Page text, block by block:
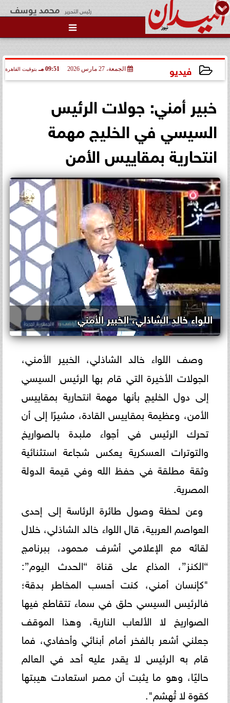

فيديو الجمعة، 27 مارس 2026 09:51 مـ بتوقيت القاهرة
خبير أمني: جولات الرئيس
السيسي في الخليج مهمة
انتحارية بمقاييس الأمن
اللواء خالد الشاذلي، الخبير الأمني
وصف اللواء خالد الشاذلي، الخبير الأمني،
الجولات الأخيرة التي قام بها الرئيس السيسي
إلى دول الخليج بأنها مهمة انتحارية بمقاييس
الأمن، وعظيمة بمقاييس القادة، مشيرًا إلى أن
تحرك الرئيس في أجواء ملبدة بالصواريخ
والتوترات العسكرية يعكس شجاعة استثنائية
وثقة مطلقة في حفظ الله وفي قيمة الدولة
المصرية.
وعن لحظة وصول طائرة الرئاسة إلى إحدى
العواصم العربية، قال اللواء خالد الشاذلي، خلال
لقائه مع الإعلامي أشرف محمود، ببرنامج
“الكنز”، المذاع على قناة “الحدث اليوم”:
"كإنسان أمني، كنت أحسب المخاطر بدقة؛
فالرئيس السيسي حلق في سماء تتقاطع فيها
الصواريخ لا الألعاب النارية، وهذا الموقف
جعلني أشعر بالفخر أمام أبنائي وأحفادي، فما
قام به الرئيس لا يقدر عليه أحد في العالم
حاليًا، وهو ما يثبت أن مصر استعادت هيبتها
كقوة لا تُهشم".